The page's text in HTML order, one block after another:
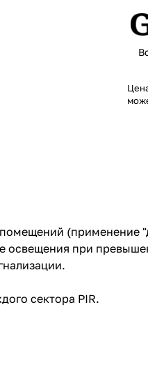
(применение
освещения при
сектора PIR.